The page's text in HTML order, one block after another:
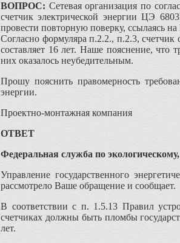
ВОПРОС: Сетевая организация по
счетчик электрической энергии ЦЭ
провести повторную поверку, ссылаясь
Согласно формуляра п.2.2., п.2.3,
составляет 16 лет. Наше пояснение, что
них оказалось неубедительным.
Прошу пояснить правомерность
энергии.
Проектно-монтажная компания
ОТВЕТ
Федеральная служба по
Управление государственного
рассмотрело Ваше обращение и сообщает.
В соответствии с п. 1.5.13 Правил
счетчиках должны быть пломбы
лет.